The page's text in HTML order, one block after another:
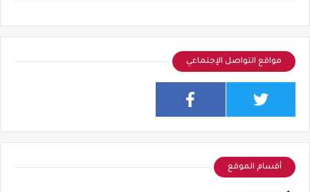
مواقع التواصل الإجتماعي
أقسام الموقع